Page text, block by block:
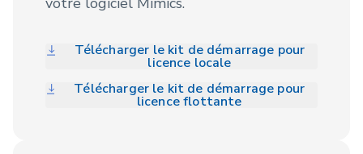
Télécharger le kit de démarrage pour
licence locale
Télécharger le kit de démarrage pour
licence flottante